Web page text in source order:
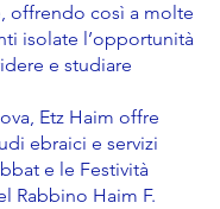
offrendo così a molte
isolate l’opportunità
e studiare
Etz Haim offre
ebraici e servizi
e le Festività
Rabbino Haim F.